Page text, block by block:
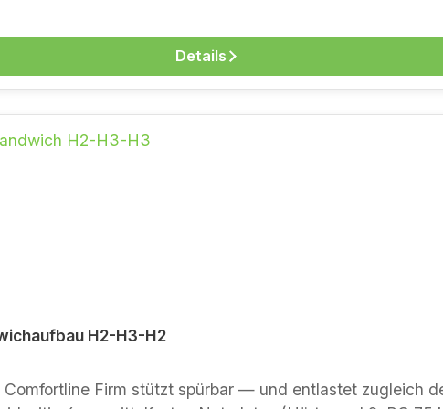
oder im Showroom in der Kantstraße 13, Berlin-
Details
H2-H3-H2
stützt spürbar — und entlastet zugleich den Druck. Die Comfortline Firm